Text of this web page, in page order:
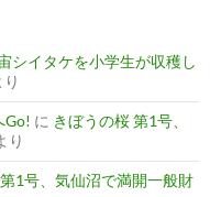
シイタケを小学生が収穫し
り
Go! に きぼうの桜 第1号、
り
1号、気仙沼で満開一般財